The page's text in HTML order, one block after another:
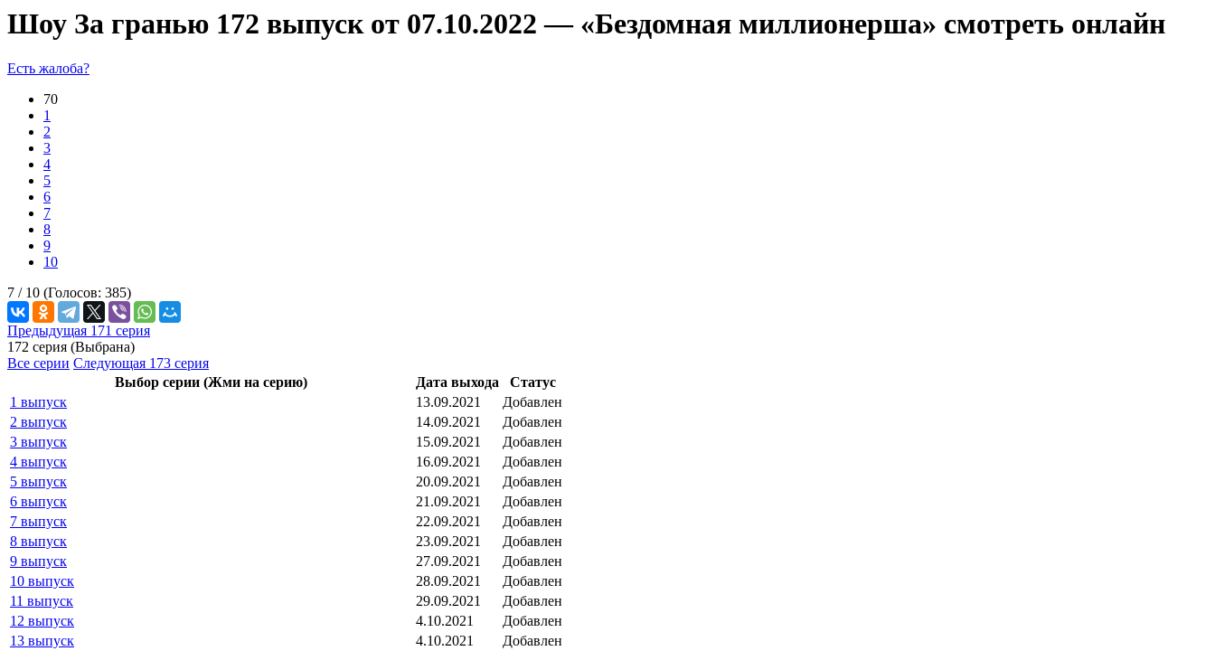
Шоу За гранью 172 выпуск от 07.10.2022 — «Бездомная миллионерша» смотреть онлайн
Есть жалоба?
70
1
2
3
4
5
6
7
8
9
10
7 / 10 (Голосов: 385)
Предыдущая 171 серия
172 серия (Выбрана)
Все серии Следующая 173 серия
Выбор серии (Жми на серию)
Дата выхода
Статус
1 выпуск
13.09.2021
Добавлен
2 выпуск
14.09.2021
Добавлен
3 выпуск
15.09.2021
Добавлен
4 выпуск
16.09.2021
Добавлен
5 выпуск
20.09.2021
Добавлен
6 выпуск
21.09.2021
Добавлен
7 выпуск
22.09.2021
Добавлен
8 выпуск
23.09.2021
Добавлен
9 выпуск
27.09.2021
Добавлен
10 выпуск
28.09.2021
Добавлен
11 выпуск
29.09.2021
Добавлен
12 выпуск
4.10.2021
Добавлен
13 выпуск
4.10.2021
Добавлен